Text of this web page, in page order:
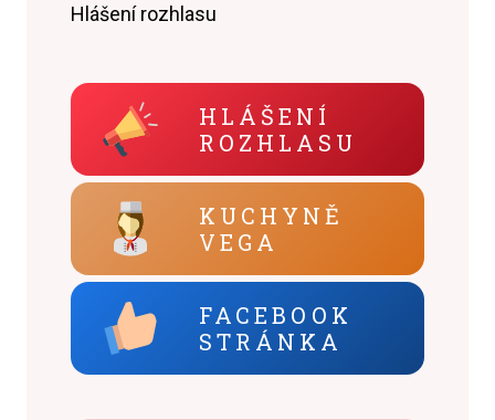
Hlášení rozhlasu
HLÁŠENÍ
ROZHLASU
KUCHYNĚ
VEGA
FACEBOOK
STRÁNKA